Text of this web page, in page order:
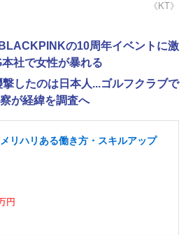
《KT》
の10周年イベントに激
社で女性が暴れる
したのは日本人...ゴルフクラブで
が経緯を調査へ
リハリある働き方・スキルアップ
円